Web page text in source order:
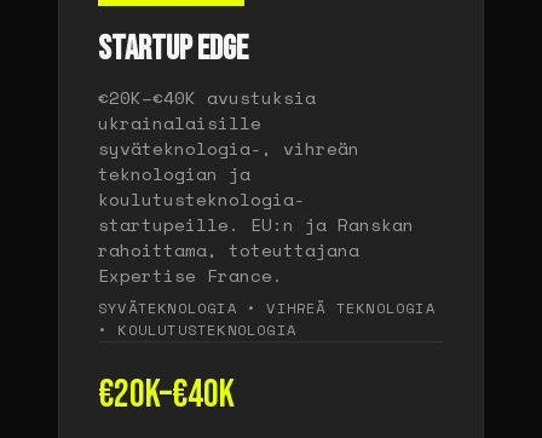
STARTUP EDGE
€20K–€40K avustuksia
ukrainalaisille
syväteknologia-, vihreän
teknologian ja
koulutusteknologia-
startupeille. EU:n ja Ranskan
rahoittama, toteuttajana
Expertise France.
SYVÄTEKNOLOGIA • VIHREÄ TEKNOLOGIA
• KOULUTUSTEKNOLOGIA
€20K–€40K